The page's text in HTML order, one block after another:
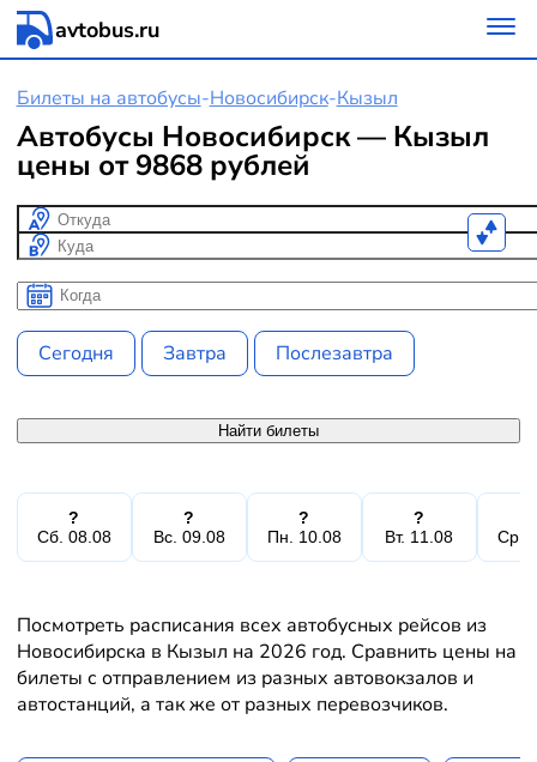
avtobus.ru
Билеты на автобусы-Новосибирск-Кызыл
Автобусы Новосибирск — Кызыл
цены от 9868 рублей
Откуда
Куда
Когда
Когда
Сегодня Завтра Послезавтра
Найти билеты
?
Сб. 08.08
?
Вс. 09.08
?
Пн. 10.08
?
Вт. 11.08
Ср.
Посмотреть расписания всех автобусных рейсов из
Новосибирска в Кызыл на 2026 год. Сравнить цены на
билеты с отправлением из разных автовокзалов и
автостанций, а так же от разных перевозчиков.